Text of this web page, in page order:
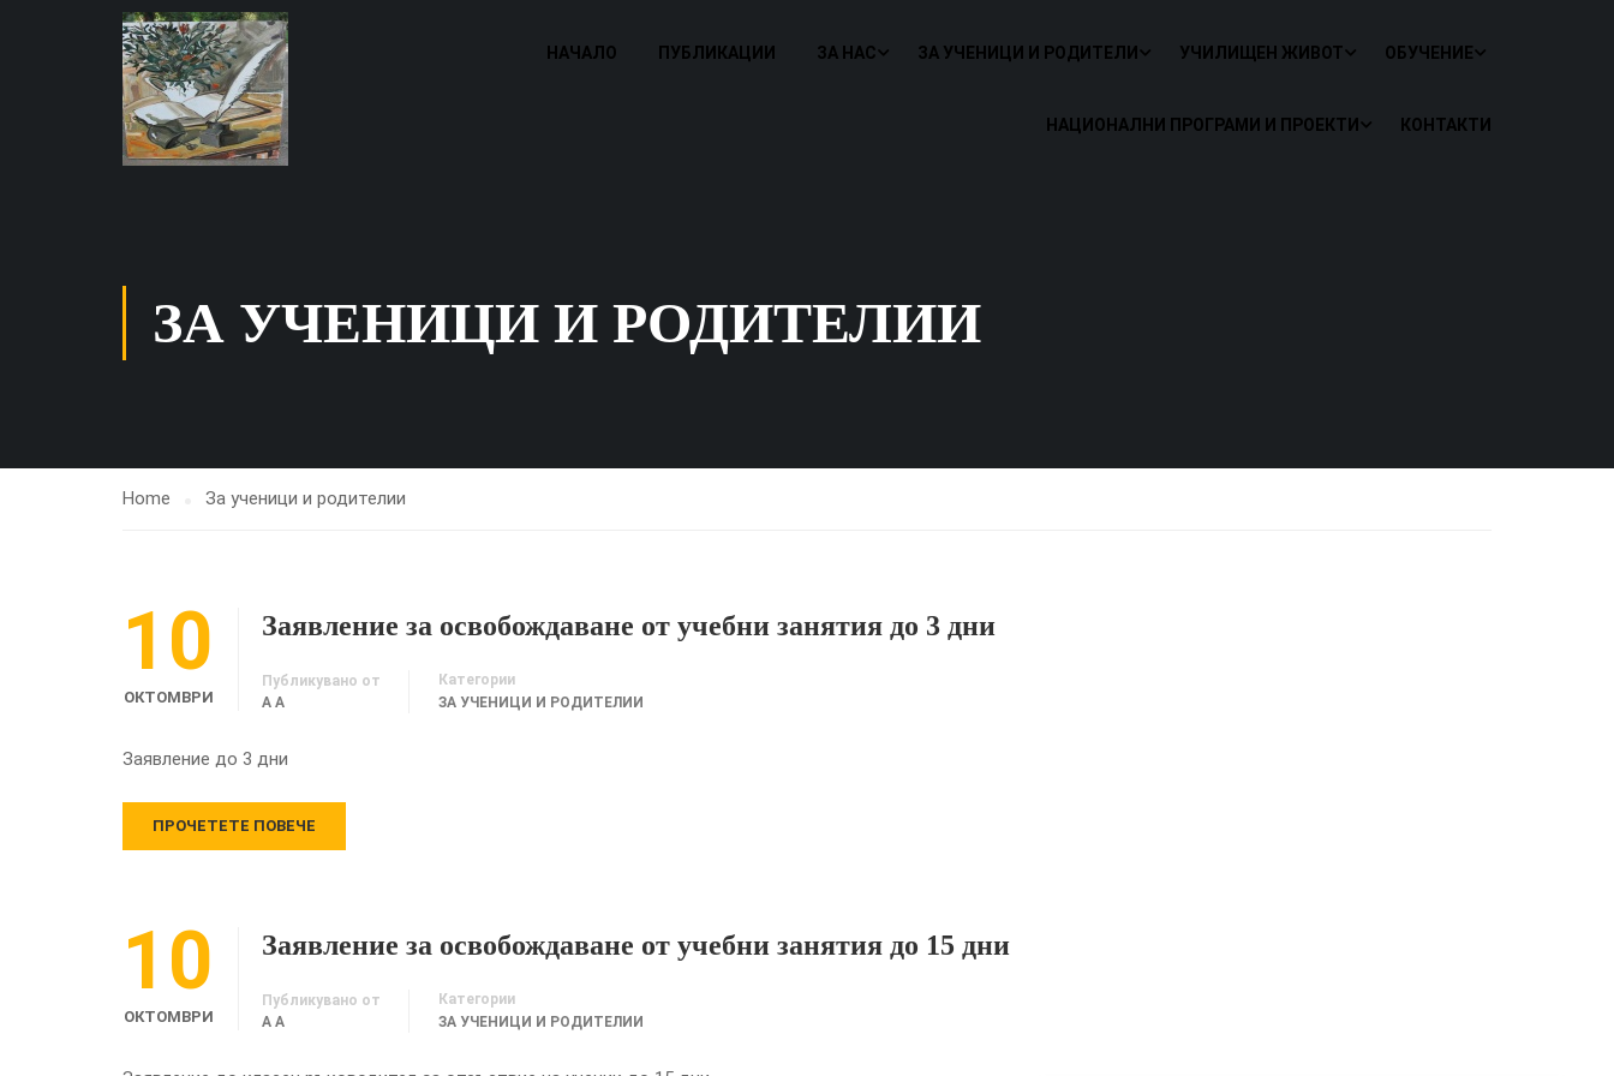
НАЧАЛО ПУБЛИКАЦИИ ЗА НАС ЗА УЧЕНИЦИ И РОДИТЕЛИ УЧИЛИЩЕН ЖИВОТ ОБУЧЕНИЕ
НАЦИОНАЛНИ ПРОГРАМИ И ПРОЕКТИ КОНТАКТИ
ЗА УЧЕНИЦИ И РОДИТЕЛИИ
Home За ученици и родителии
10
ОКТОМВРИ
Заявление за освобождаване от учебни занятия до 3 дни
Публикувано от
A A
Категории
ЗА УЧЕНИЦИ И РОДИТЕЛИИ
Заявление до 3 дни
ПРОЧЕТЕТЕ ПОВЕЧЕ
10
ОКТОМВРИ
Заявление за освобождаване от учебни занятия до 15 дни
Публикувано от
A A
Категории
ЗА УЧЕНИЦИ И РОДИТЕЛИИ